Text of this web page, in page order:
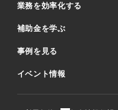
業務を効率化する
補助金を学ぶ
事例を見る
イベント情報